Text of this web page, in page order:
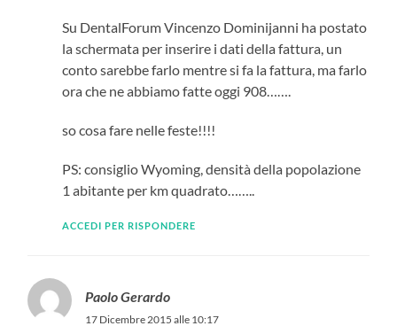
Su DentalForum Vincenzo Dominijanni ha postato
la schermata per inserire i dati della fattura, un
conto sarebbe farlo mentre si fa la fattura, ma farlo
ora che ne abbiamo fatte oggi 908…….
so cosa fare nelle feste!!!!
PS: consiglio Wyoming, densità della popolazione
1 abitante per km quadrato……..
ACCEDI PER RISPONDERE
Paolo Gerardo
17 Dicembre 2015 alle 10:17